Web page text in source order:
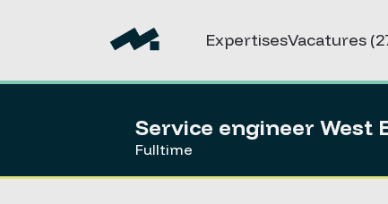
ExpertisesVacatures
Service engineer West
Fulltime